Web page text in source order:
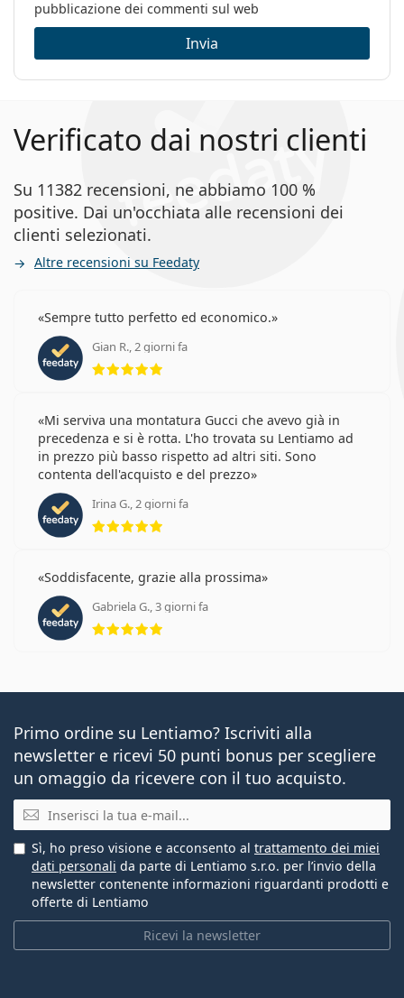
pubblicazione dei commenti sul web
Invia
Verificato dai nostri clienti
Su 11382 recensioni, ne abbiamo 100 %
positive. Dai un'occhiata alle recensioni dei
clienti selezionati.
Altre recensioni su Feedaty
Sempre tutto perfetto ed economico.
Gian R., 2 giorni fa
Mi serviva una montatura Gucci che avevo già in
precedenza e si è rotta. L'ho trovata su Lentiamo ad
in prezzo più basso rispetto ad altri siti. Sono
contenta dell'acquisto e del prezzo
Irina G., 2 giorni fa
Soddisfacente, grazie alla prossima
Gabriela G., 3 giorni fa
valutazione 5 di 5
Primo ordine su Lentiamo? Iscriviti alla
newsletter e ricevi 50 punti bonus per scegliere
un omaggio da ricevere con il tuo acquisto.
E-mail
Ricevi la newsletter
Sì, ho preso visione e acconsento al trattamento dei miei
dati personali da parte di Lentiamo s.r.o. per l’invio della
newsletter contenente informazioni riguardanti prodotti e
offerte di Lentiamo